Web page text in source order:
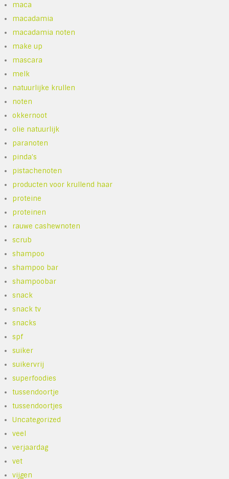
maca
macadamia
macadamia noten
make up
mascara
melk
natuurlijke krullen
noten
okkernoot
olie natuurlijk
paranoten
pinda's
pistachenoten
producten voor krullend haar
proteine
proteinen
rauwe cashewnoten
scrub
shampoo
shampoo bar
shampoobar
snack
snack tv
snacks
spf
suiker
suikervrij
superfoodies
tussendoortje
tussendoortjes
Uncategorized
veel
verjaardag
vet
vijgen